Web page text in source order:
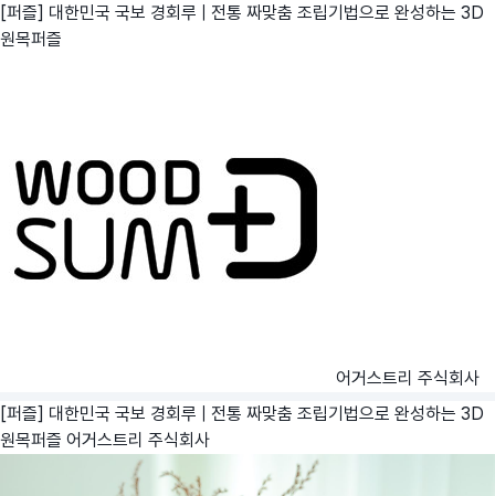
[퍼즐] 대한민국 국보 경회루 | 전통 짜맞춤 조립기법으로 완성하는 3D
원목퍼즐
어거스트리 주식회사
[퍼즐] 대한민국 국보 경회루 | 전통 짜맞춤 조립기법으로 완성하는 3D
원목퍼즐 어거스트리 주식회사